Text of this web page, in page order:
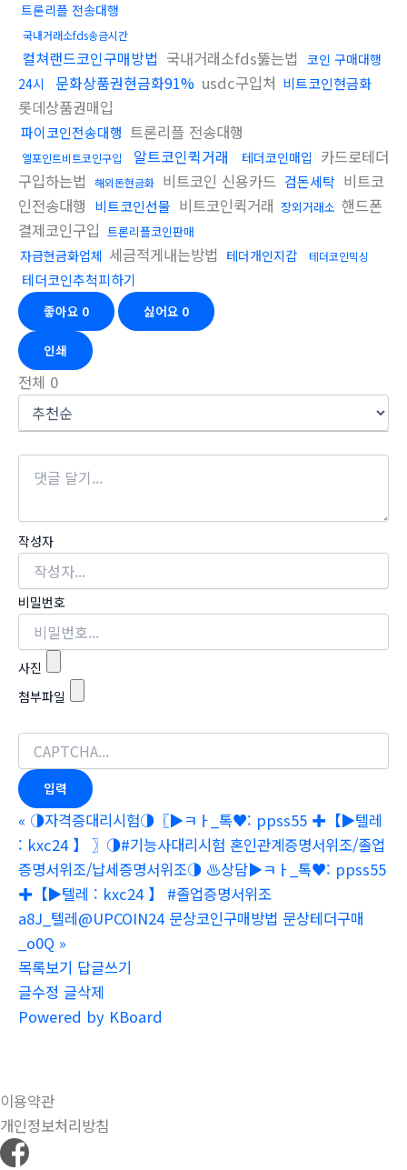
트론리플 전송대행
국내거래소fds송금시간
컬쳐랜드코인구매방법 국내거래소fds뚫는법 코인 구매대행
24시
문화상품권현금화91% usdc구입처 비트코인현금화
롯데상품권매입
파이코인전송대행 트론리플 전송대행
엘포인트비트코인구입 알트코인퀵거래 테더코인매입 카드로테더
구입하는법
해외돈현금화 비트코인 신용카드 검돈세탁 비트코
인전송대행 비트코인선물 비트코인퀵거래 장외거래소 핸드폰
결제코인구입 트론리플코인판매
자금현금화업체 세금적게내는방법 테더개인지갑 테더코인믹싱
테더코인추척피하기
좋아요 0 싫어요 0
인쇄
전체 0
작성자
비밀번호
사진
첨부파일
« ◑자격증대리시험◑〖▶ㅋㅏ_톡♥: ppss55 ✚【▶텔레
: kxc24 】 〗◑#기능사대리시험 혼인관계증명서위조/졸업
증명서위조/납세증명서위조◑ ♨️상담▶ㅋㅏ_톡♥: ppss55
✚【▶텔레 : kxc24 】 #졸업증명서위조
a8J_텔레@UPCOIN24 문상코인구매방법 문상테더구매
_o0Q »
목록보기 답글쓰기
글수정 글삭제
Powered by KBoard
이용약관
개인정보처리방침